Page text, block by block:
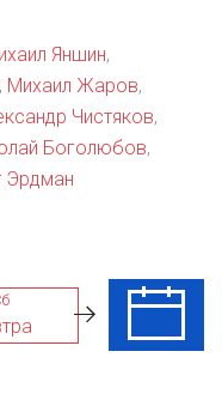
Яншин,
, Михаил Жаров,
Чистяков,
Боголюбов,
Эрдман
Вс